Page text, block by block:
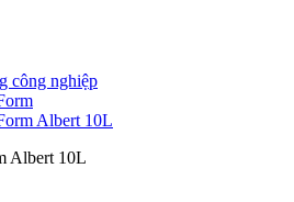
công nghiệp
Albert 10L